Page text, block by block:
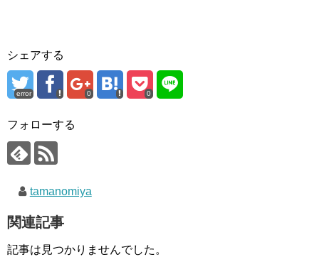
シェアする
error 0 0
フォローする
tamanomiya
関連記事
記事は見つかりませんでした。